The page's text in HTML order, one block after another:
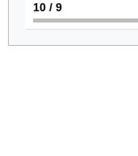
9
/ 10